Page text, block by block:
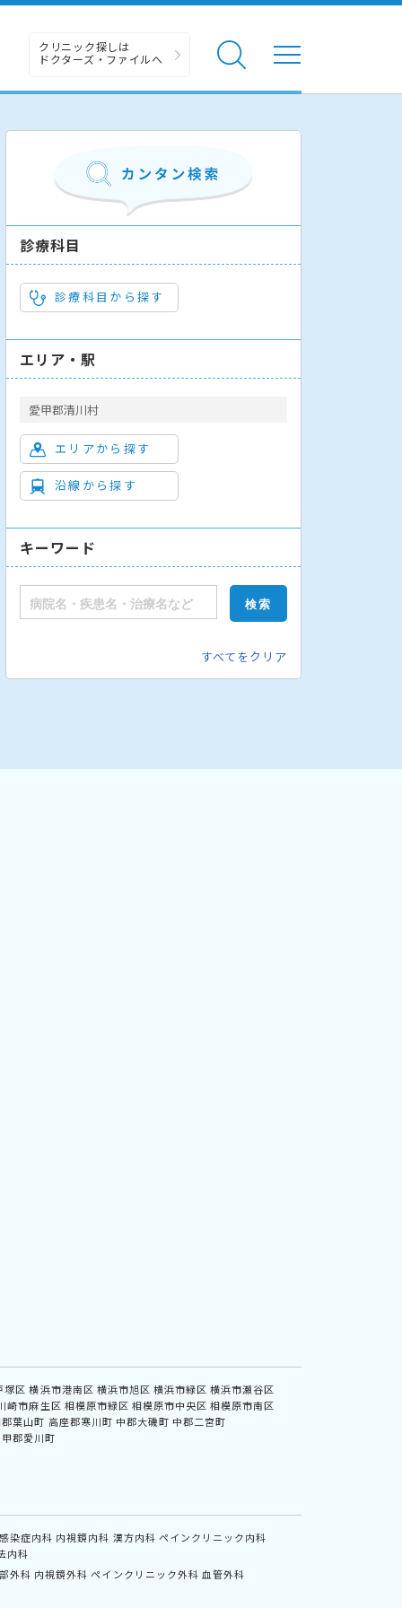
クリニック探しは
ドクターズ・ファイルへ
診療科目
診療科目から探す
エリア・駅
愛甲郡清川村
エリアから探す
沿線から探す
キーワード
すべてをクリア
塚区 横浜市港南区 横浜市旭区 横浜市緑区 横浜市瀬谷区
崎市麻生区 相模原市緑区 相模原市中央区 相模原市南区
葉山町 高座郡寒川町 中郡大磯町 中郡二宮町
甲郡愛川町
感染症内科 内視鏡内科 漢方内科 ペインクリニック内科
内科
外科 内視鏡外科 ペインクリニック外科 血管外科